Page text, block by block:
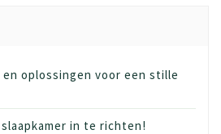
oplossingen voor een stille
in te richten!